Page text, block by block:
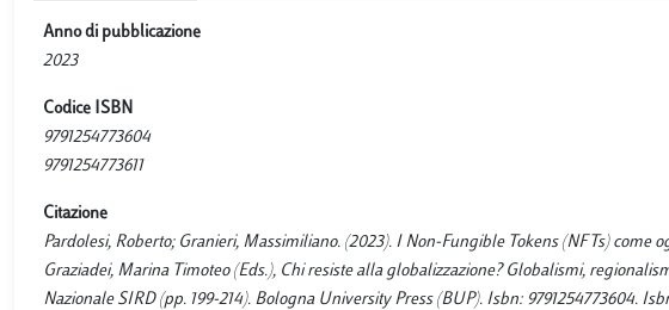
Anno di pubblicazione
2023
Codice ISBN
9791254773604
9791254773611
Citazione
Pardolesi, Roberto; Granieri, Massimiliano. (2023). I Non-Fungible Tokens (NFTs) come
Graziadei, Marina Timoteo (Eds.), Chi resiste alla globalizzazione? Globalismi,
Nazionale SIRD (pp. 199-214). Bologna University Press (BUP). Isbn: 9791254773604.